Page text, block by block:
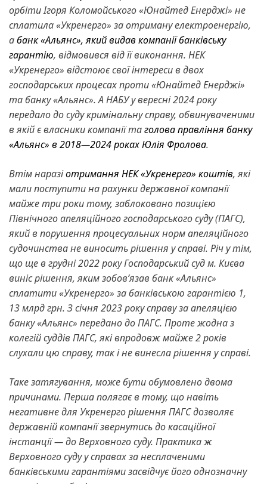
орбіти Ігоря Коломойського «Юнайтед Енерджі» не
сплатила «Укренерго» за отриману електроенергію,
абанк «Альянс», який видав компанії банківську
гарантію, відмовився від її виконання. НЕК
«Укренерго» відстоює свої інтереси в двох
господарських процесах проти «Юнайтед Енерджі»
та банку «Альянс». А НАБУ у вересні 2024 року
передало до суду кримінальну справу, обвинуваченими
в якій є власники компанії таголова правління банку
«Альянс» в 2018—2024 роках Юлія Фролова.
Втім наразіотримання НЕК «Укренерго» коштів, які
мали поступити на рахунки державної компанії
майже три роки тому, заблоковано позицією
Північного апеляційного господарського суду (ПАГС),
який в порушення процесуальних норм апеляційного
судочинства не виносить рішення у справі. Річ у тім,
що ще в грудні 2022 року Господарський суд м. Києва
виніс рішення, яким зобов’язав банк «Альянс»
сплатити «Укренерго» за банківською гарантією 1,
13 млрд грн. З січня 2023 року справу за апеляцією
банку «Альянс» передано до ПАГС. Проте жодна з
колегій суддів ПАГС, які впродовж майже 2 років
слухали цю справу, так і не винесла рішення у справі.
Таке затягування, може бути обумовлено двома
причинами. Перша полягає в тому, що навіть
негативне для Укренерго рішення ПАГС дозволяє
державній компанії звернутись до касаційної
інстанції — до Верховного суду. Практика ж
Верховного суду у справах за несплаченими
банківськими гарантіями засвідчує його однозначну